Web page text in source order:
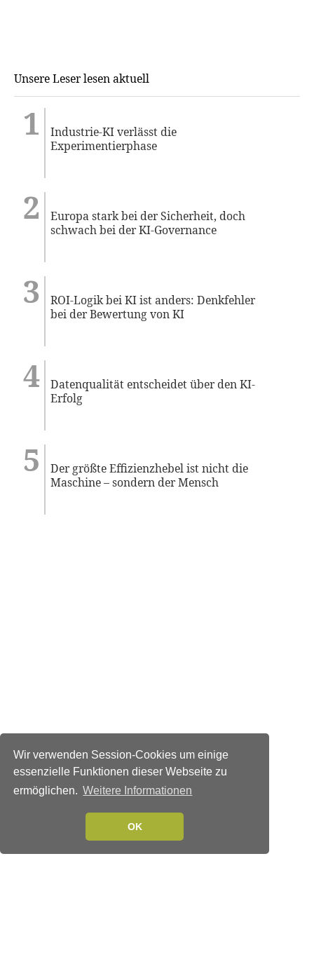
Wir verwenden Session-Cookies um einige
essenzielle Funktionen dieser Webseite zu
ermöglichen. Weitere Informationen
OK
Unsere Leser lesen aktuell
Industrie-KI verlässt die
Experimentierphase
Europa stark bei der Sicherheit, doch
schwach bei der KI-Governance
ROI-Logik bei KI ist anders: Denkfehler
bei der Bewertung von KI
Datenqualität entscheidet über den KI-
Erfolg
Der größte Effizienzhebel ist nicht die
Maschine – sondern der Mensch